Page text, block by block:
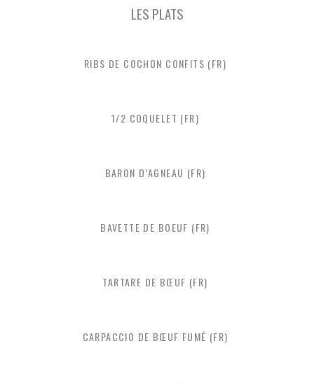
LES PLATS
RIBS DE COCHON CONFITS (FR)
1/2 COQUELET (FR)
BARON D’AGNEAU (FR)
BAVETTE DE BOEUF (FR)
TARTARE DE BŒUF (FR)
CARPACCIO DE BŒUF FUMÉ (FR)